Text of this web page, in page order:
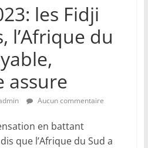
les Fidji
l’Afrique du
assure
Aucun commentaire
en battant
que l’Afrique du Sud a